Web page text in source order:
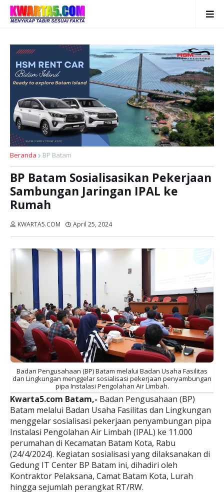
Beranda BP Batam
BP Batam Sosialisasikan Pekerjaan
Sambungan Jaringan IPAL ke
Rumah
KWARTA5.COM April 25, 2024
Badan Pengusahaan (BP) Batam melalui Badan Usaha Fasilitas
dan Lingkungan menggelar sosialisasi pekerjaan penyambungan
pipa Instalasi Pengolahan Air Limbah.
Kwarta5.com Batam,- Badan Pengusahaan (BP)
Batam melalui Badan Usaha Fasilitas dan Lingkungan
menggelar sosialisasi pekerjaan penyambungan pipa
Instalasi Pengolahan Air Limbah (IPAL) ke 11.000
perumahan di Kecamatan Batam Kota, Rabu
(24/4/2024). Kegiatan sosialisasi yang dilaksanakan di
Gedung IT Center BP Batam ini, dihadiri oleh
Kontraktor Pelaksana, Camat Batam Kota, Lurah
hingga sejumlah perangkat RT/RW.